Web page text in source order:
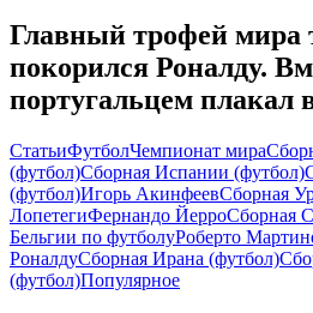
Главный трофей мира
покорился Роналду.
португальцем плакал
СтатьиФутболЧемпионат мира
(футбол)Сборная Испании (футбол)
(футбол)Игорь АкинфеевСборная
ЛопетегиФернандо ЙерроСборная
Бельгии по футболуРоберто
РоналдуСборная Ирана (футбол)
(футбол)Популярное